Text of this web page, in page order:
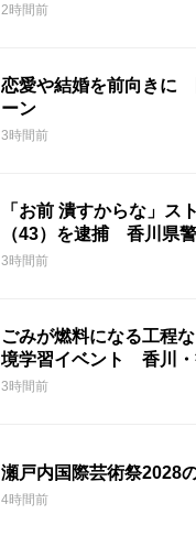
2時間前
恋愛や結婚を前向きに
ーン
3時間前
「お前 潰すからな」
（43）を逮捕 香川県警
3時間前
ごみが燃料になる工程
境学習イベント 香川・
3時間前
瀬戸内国際芸術祭2028
4時間前